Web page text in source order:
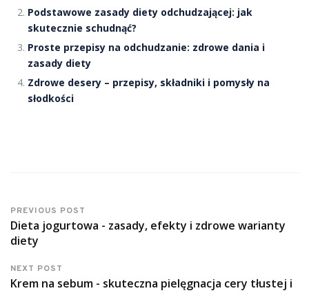
Podstawowe zasady diety odchudzającej: jak
skutecznie schudnąć?
Proste przepisy na odchudzanie: zdrowe dania i
zasady diety
Zdrowe desery – przepisy, składniki i pomysły na
słodkości
PREVIOUS POST
Dieta jogurtowa - zasady, efekty i zdrowe warianty
diety
NEXT POST
Krem na sebum - skuteczna pielęgnacja cery tłustej i